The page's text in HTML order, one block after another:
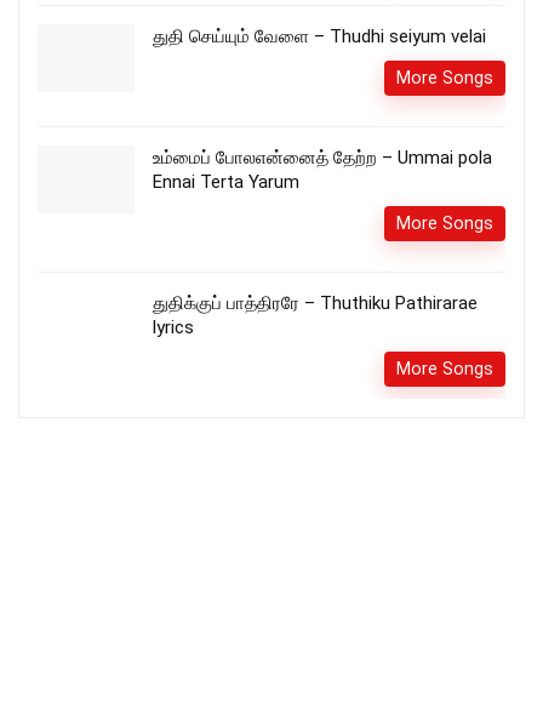
துதி செய்யும் வேளை – Thudhi seiyum velai
More Songs
உம்மைப் போலஎன்னைத் தேற்ற – Ummai pola
Ennai Terta Yarum
More Songs
துதிக்குப் பாத்திரரே – Thuthiku Pathirarae
lyrics
More Songs